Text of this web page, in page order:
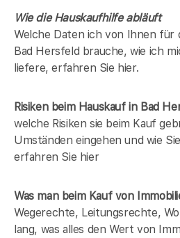
Wie die Hauskaufhilfe abläuft
Welche Daten ich von Ihnen für
Bad Hersfeld brauche, wie ich
liefere, erfahren Sie hier.
Risiken beim Hauskaufin Bad
welche Risiken sie beim Kauf
Umständen eingehen und wie
erfahren Sie hier
Was man beim Kauf von
Wegerechte, Leitungsrechte,
lang, was alles den Wert von